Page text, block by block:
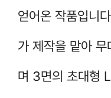
얻어온 작품입니
가 제작을 맡아
며 3면의 초대형